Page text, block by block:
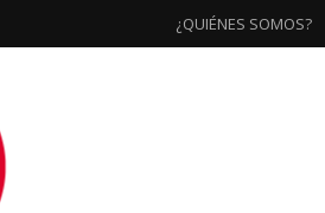
¿QUIÉNES SOMOS?